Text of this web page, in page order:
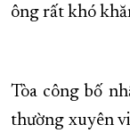
ông rất khó
Tòa công bố
thường xuyên